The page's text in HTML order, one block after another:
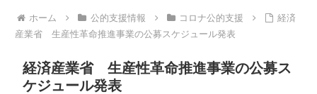
ホーム 公的支援情報 コロナ公的支援
経済
産業省 生産性革命推進事業の公募スケジュール発表
経済産業省 生産性革命推進事業の公募ス
ケジュール発表